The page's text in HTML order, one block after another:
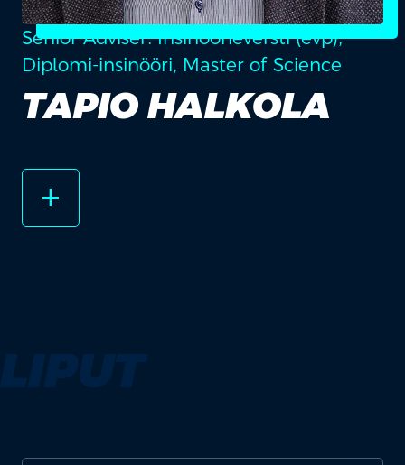
Senior Adviser. Insinöörieversti (evp),
Diplomi-insinööri, Master of Science
TAPIO HALKOLA
add_2